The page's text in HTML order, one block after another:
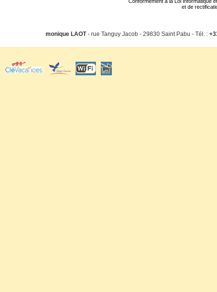
et de
monique LAOT- rue Tanguy Jacob - 29830 Saint Pabu - Tél. :